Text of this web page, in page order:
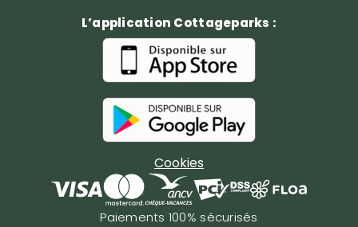
L’application Cottageparks :
Cookies
Paiements 100% sécurisés